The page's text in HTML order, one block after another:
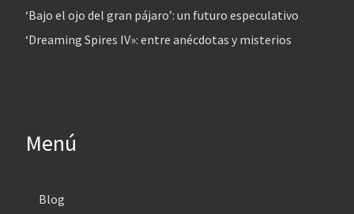
‘Bajo el ojo del gran pájaro’: un futuro especulativo
‘Dreaming Spires IV»: entre anécdotas y misterios
Menú
Blog